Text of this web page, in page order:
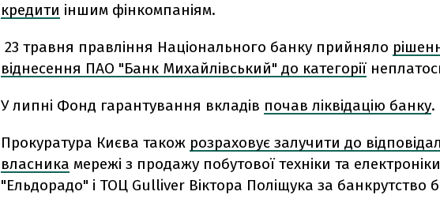
кредити іншим фінкомпаніям.
23 травня правління Національного банку прийняло
віднесення ПАО "Банк Михайлівський" до категорії
У липні Фонд гарантування вкладів почав ліквідацію банку.
Прокуратура Києва також розраховує залучити до
власника мережі з продажу побутової техніки та електроніки
"Ельдорадо" і ТОЦ Gulliver Віктора Поліщука за банкрутство